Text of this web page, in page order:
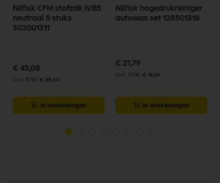
Nilfisk CFM stofzak IVB5
neutraal 5 stuks
302001311
€ 43,08
€ 35,60
In winkelwagen
Nilfisk hogedrukreiniger
autowas set 128501318
€ 21,79
€ 18,01
In winkelwagen